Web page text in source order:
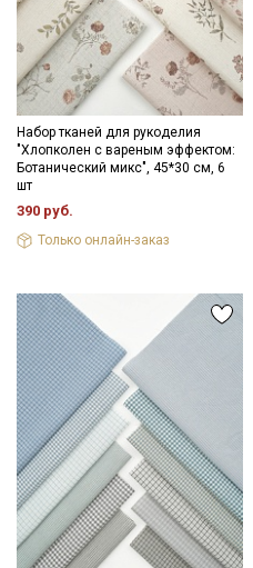
Набор тканей для рукоделия
"Хлопколен с вареным эффектом:
Ботанический микс", 45*30 см, 6
шт
390 руб.
Только онлайн-заказ